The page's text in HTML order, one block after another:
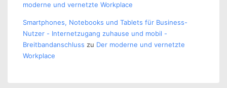
moderne und vernetzte Workplace
Smartphones, Notebooks und Tablets für Business-
Nutzer - Internetzugang zuhause und mobil -
Breitbandanschluss zu Der moderne und vernetzte
Workplace